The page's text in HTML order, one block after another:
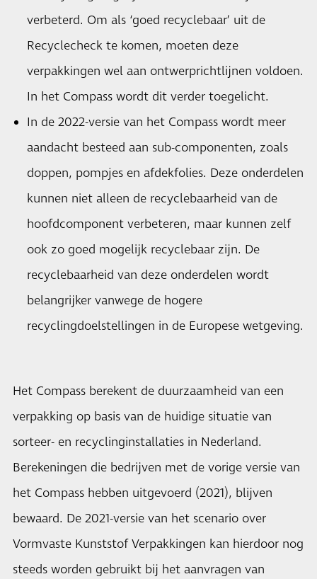
verbeterd. Om als ‘goed recyclebaar’ uit de
Recyclecheck te komen, moeten deze
verpakkingen wel aan ontwerprichtlijnen voldoen.
In het Compass wordt dit verder toegelicht.
In de 2022-versie van het Compass wordt meer
aandacht besteed aan sub-componenten, zoals
doppen, pompjes en afdekfolies. Deze onderdelen
kunnen niet alleen de recyclebaarheid van de
hoofdcomponent verbeteren, maar kunnen zelf
ook zo goed mogelijk recyclebaar zijn. De
recyclebaarheid van deze onderdelen wordt
belangrijker vanwege de hogere
recyclingdoelstellingen in de Europese wetgeving.
Het Compass berekent de duurzaamheid van een
verpakking op basis van de huidige situatie van
sorteer- en recyclinginstallaties in Nederland.
Berekeningen die bedrijven met de vorige versie van
het Compass hebben uitgevoerd (2021), blijven
bewaard. De 2021-versie van het scenario over
Vormvaste Kunststof Verpakkingen kan hierdoor nog
steeds worden gebruikt bij het aanvragen van